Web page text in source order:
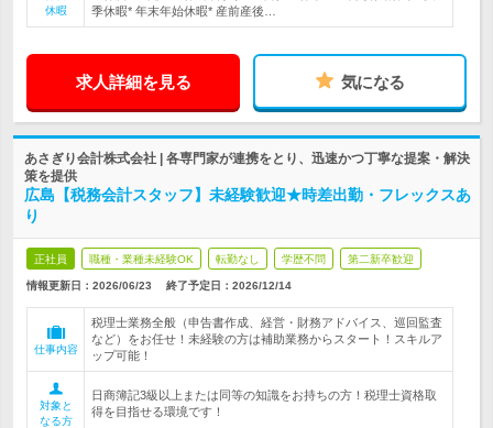
休暇
季休暇* 年末年始休暇* 産前産後…
求人詳細を見る 気になる
あさぎり会計株式会社 | 各専門家が連携をとり、迅速かつ丁寧な提案・解決
策を提供
広島【税務会計スタッフ】未経験歓迎★時差出勤・フレックスあ
り
正社員 職種・業種未経験OK 転勤なし 学歴不問 第二新卒歓迎
情報更新日：2026/06/23 終了予定日： 2026/12/14
仕事内容
税理士業務全般（申告書作成、経営・財務アドバイス、巡回監査
など）をお任せ！未経験の方は補助業務からスタート！スキルア
ップ可能！
対象と
なる方
日商簿記3級以上または同等の知識をお持ちの方！税理士資格取
得を目指せる環境です！